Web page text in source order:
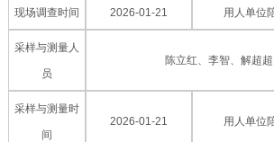
现场调查时间 2026-01-21 用人单位
采样与测量人
员
陈立红、李智、解超
采样与测量时
间
2026-01-21 用人单位